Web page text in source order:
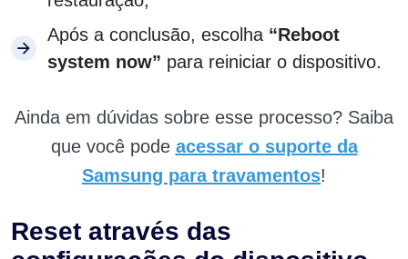
Após a conclusão, escolha “Reboot
system now” para reiniciar o dispositivo.
Ainda em dúvidas sobre esse processo? Saiba
que você pode acessar o suporte da
Samsung para travamentos!
Reset através das